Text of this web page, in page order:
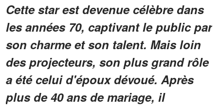
Cette star est devenue célèbre dans
les années 70, captivant le public par
son charme et son talent. Mais loin
des projecteurs, son plus grand rôle
a été celui d'époux dévoué. Après
plus de 40 ans de mariage, il